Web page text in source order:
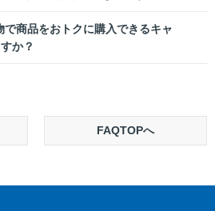
商品をおトクに購入できるキャ
か？
FAQTOPへ